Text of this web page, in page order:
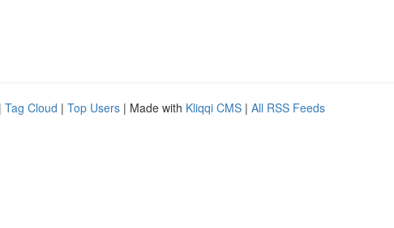
| Tag Cloud | Top Users | Made with Kliqqi CMS | All RSS Feeds